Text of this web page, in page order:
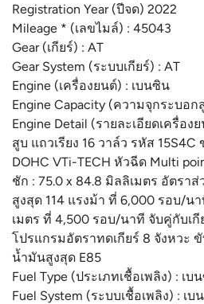
Registration Year (ปีจด) 2022
Mileage * (เลขไมล์) : 45043
Gear (เกียร์) : AT
Gear System (ระบบเกียร์) : AT
Engine (เครื่องยนต์) : เบนซิน
Engine Capacity (ความจุกระบอก
Engine Detail (รายละเอียดเครื่อ
สูบ แถวเรียง 16 วาล์ว รหัส 15S4C
DOHC VTi-TECH หัวฉีด Multi
ชัก : 75.0 x 84.8 มิลลิเมตร อัตราส่
สูงสุด 114 แรงม้า ที่ 6,000 รอบ/น
เมตร ที่ 4,500 รอบ/นาที จับคู่กับเ
โปรแกรมอัตราทดเกียร์ 8 จังหวะ
น้ำมันสูงสุด E85
Fuel Type (ประเภทเชื้อเพลิง) : เบ
Fuel System (ระบบเชื้อเพลิง) : เบ